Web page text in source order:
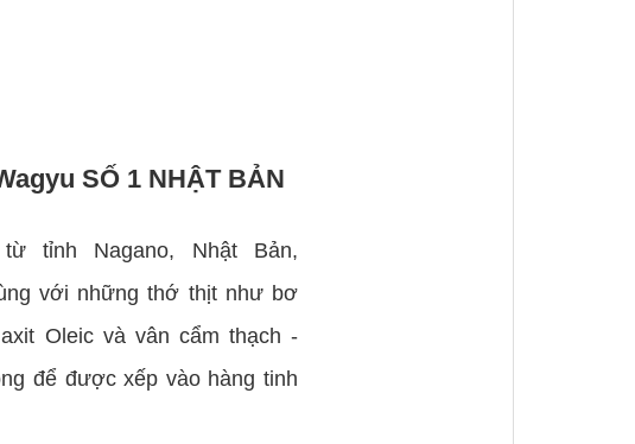
SỐ 1 NHẬT BẢN
từ tỉnh Nagano, Nhật Bản,
với những thớ thịt như bơ
Oleic và vân cẩm thạch -
để được xếp vào hàng tinh